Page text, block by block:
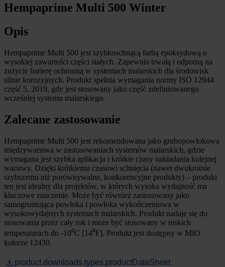
Hempaprime Multi 500 Winter
Opis
Hempaprime Multi 500 jest szybkoschnącą farbą epoksydową o
wysokiej zawartości części stałych. Zapewnia trwałą i odporną na
zużycie barierę ochronną w systemach malarskich dla środowisk
silnie korozyjnych. Produkt spełnia wymagania normy ISO 12944
część 5, 2019, gdy jest stosowany jako część zdefiniowanego
wcześniej systemu malarskiego.
Zalecane zastosowanie
Hempaprime Multi 500 jest rekomendowana jako grubopowłokowa
międzywarstwa w zastosowaniach systemów malarskich, gdzie
wymagana jest szybka aplikacja i krótkie czasy nakładania kolejnej
warstwy. Dzięki krótkiemu czasowi schnięcia (nawet dwukrotnie
szybszemu niż porównywalne, konkurencyjne produkty) – produkt
ten jest idealny dla projektów, w których wysoka wydajność ma
kluczowe znaczenie. Może być również zastosowany jako
samogruntująca powłoka i powłoka wykończeniowa w
wysokowydajnych systemach malarskich. Produkt nadaje się do
stosowania przez cały rok i może być stosowany w niskich
temperaturach do -10⁰C [14⁰F]. Produkt jest dostępny w MIO
kolorze 12430.
product.downloads.types.productDataSheet